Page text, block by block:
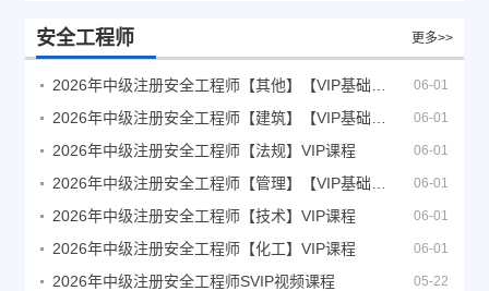
安全工程师 更多>>
06-01
06-01
2026年中级注册安全工程师【法规】VIP课程 06-01
06-01
2026年中级注册安全工程师【技术】VIP课程 06-01
2026年中级注册安全工程师【化工】VIP课程 06-01
2026年中级注册安全工程师SVIP视频课程 05-22